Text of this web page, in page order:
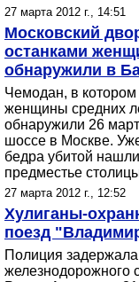
27 марта 2012 г., 14:51
Московский
останками
обнаружили в
Чемодан, в котором
женщины средних
обнаружили 26
шоссе в Москве.
бедра убитой
предместье
27 марта 2012 г., 12:52
Хулиганы-
поезд
Полиция
железнодорожного